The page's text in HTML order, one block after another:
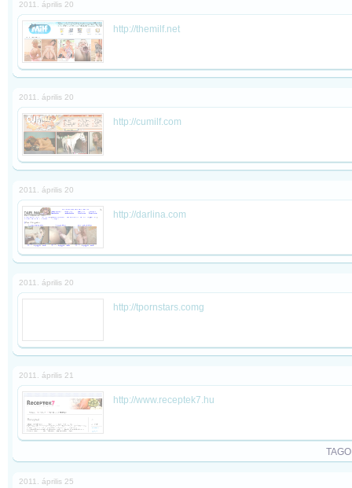
2011. április 20
http://themilf.net
2011. április 20
http://cumilf.com
2011. április 20
http://darlina.com
2011. április 20
http://tpornstars.comg
2011. április 21
http://www.receptek7.hu
2011. április 25